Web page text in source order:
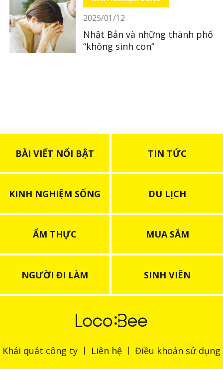
2025/01/12
Nhật Bản và những thành phố
“không sinh con”
BÀI VIẾT NỔI BẬT TIN TỨC
KINH NGHIỆM SỐNG DU LỊCH
ẨM THỰC MUA SẮM
NGƯỜI ĐI LÀM SINH VIÊN
Khái quát công ty Liên hệ Điều khoản sử dụng